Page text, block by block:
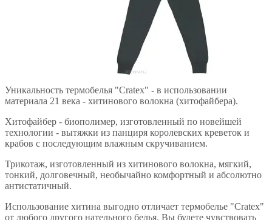
Уникальность термобелья "Cratex" - в использовании
материала 21 века - хитинового волокна (хитофайбера).
Хитофайбер - биополимер, изготовленный по новейшей
технологии - вытяжки из панциря королевских креветок и
крабов с последующим влажным скручиванием.
Трикотаж, изготовленный из хитинового волокна, мягкий,
тонкий, долговечный, необычайно комфортный и абсолютно
антистатичный.
Использование хитина выгодно отличает термобелье "Cratex"
от любого другого нательного белья. Вы будете чувствовать